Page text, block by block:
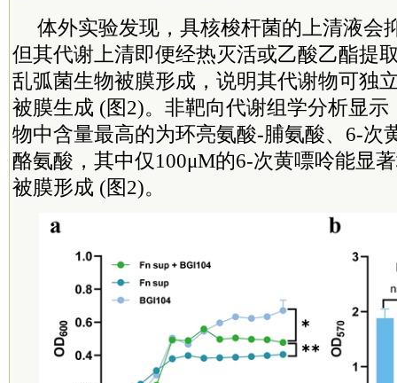
体外实验发现，具核梭杆菌的上清液会
但其代谢上清即便经热灭活或乙酸乙酯提
乱弧菌生物被膜形成，说明其代谢物可独
被膜生成 (图2)。非靶向代谢组学分析显示
物中含量最高的为环亮氨酸-脯氨酸、6-次
酪氨酸，其中仅100μM的6-次黄嘌呤能显
被膜形成 (图2)。